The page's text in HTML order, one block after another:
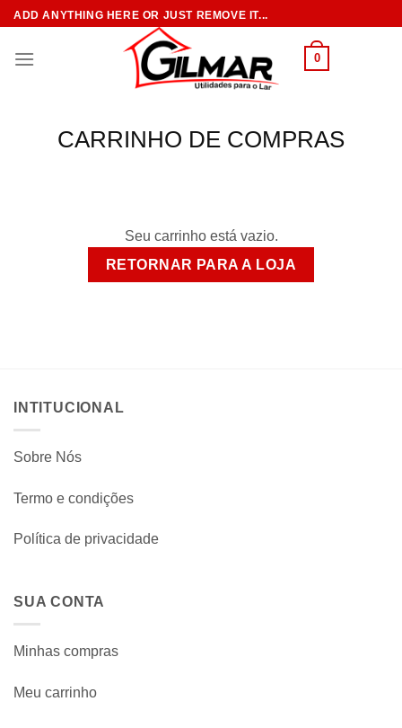
Skip
content
ADD ANYTHING HERE OR JUST REMOVE IT...
0
CARRINHO DE COMPRAS
Seu carrinho está vazio.
RETORNAR PARA A LOJA
INTITUCIONAL
Sobre Nós
Termo e condições
Política de privacidade
SUA CONTA
Minhas compras
Meu carrinho